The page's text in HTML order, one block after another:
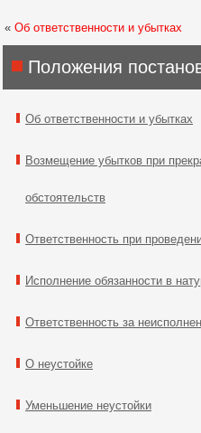
« Об ответственности и убытках
Положения
Об ответственности и убытках
Возмещение убытков при
обстоятельств
Ответственность при
Исполнение обязанности в
Ответственность за
О неустойке
Уменьшение неустойки